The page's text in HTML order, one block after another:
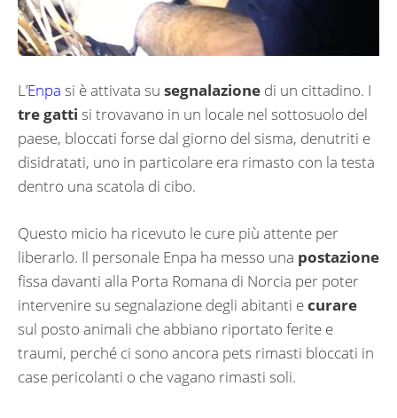
L’Enpa si è attivata su segnalazione di un cittadino. I
tre gatti si trovavano in un locale nel sottosuolo del
paese, bloccati forse dal giorno del sisma, denutriti e
disidratati, uno in particolare era rimasto con la testa
dentro una scatola di cibo.
Questo micio ha ricevuto le cure più attente per
liberarlo. Il personale Enpa ha messo una postazione
fissa davanti alla Porta Romana di Norcia per poter
intervenire su segnalazione degli abitanti ecurare
sul posto animali che abbiano riportato ferite e
traumi, perché ci sono ancora pets rimasti bloccati in
case pericolanti o che vagano rimasti soli.